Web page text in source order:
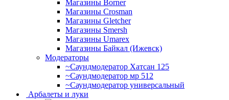
Магазины Borner
Магазины Crosman
Магазины Gletcher
Магазины Smersh
Магазины Umarex
Магазины Байкал (Ижевск)
Модераторы
~Cаундмодератор Хатсан 125
~Саундмодератор мр 512
~Саундмодератор универсальный
Арбалеты и луки